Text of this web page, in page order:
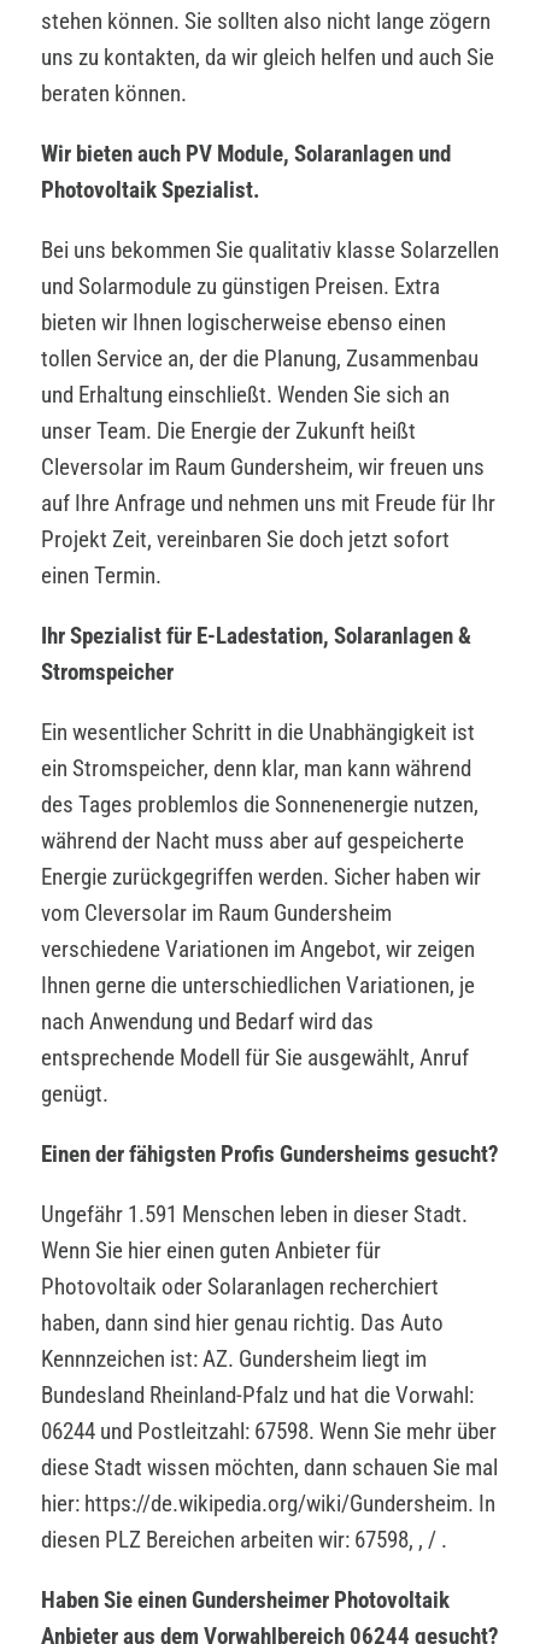
stehen können. Sie sollten also nicht lange zögern
uns zu kontakten, da wir gleich helfen und auch Sie
beraten können.
Wir bieten auch PV Module, Solaranlagen und
Photovoltaik Spezialist.
Bei uns bekommen Sie qualitativ klasse Solarzellen
und Solarmodule zu günstigen Preisen. Extra
bieten wir Ihnen logischerweise ebenso einen
tollen Service an, der die Planung, Zusammenbau
und Erhaltung einschließt. Wenden Sie sich an
unser Team. Die Energie der Zukunft heißt
Cleversolar im Raum Gundersheim, wir freuen uns
auf Ihre Anfrage und nehmen uns mit Freude für Ihr
Projekt Zeit, vereinbaren Sie doch jetzt sofort
einen Termin.
Ihr Spezialist für E-Ladestation, Solaranlagen &
Stromspeicher
Ein wesentlicher Schritt in die Unabhängigkeit ist
ein Stromspeicher, denn klar, man kann während
des Tages problemlos die Sonnenenergie nutzen,
während der Nacht muss aber auf gespeicherte
Energie zurückgegriffen werden. Sicher haben wir
vom Cleversolar im Raum Gundersheim
verschiedene Variationen im Angebot, wir zeigen
Ihnen gerne die unterschiedlichen Variationen, je
nach Anwendung und Bedarf wird das
entsprechende Modell für Sie ausgewählt, Anruf
genügt.
Einen der fähigsten Profis Gundersheims gesucht?
Ungefähr 1.591 Menschen leben in dieser Stadt.
Wenn Sie hier einen guten Anbieter für
Photovoltaik oder Solaranlagen recherchiert
haben, dann sind hier genau richtig. Das Auto
Kennnzeichen ist: AZ. Gundersheim liegt im
Bundesland Rheinland-Pfalz und hat die Vorwahl:
06244 und Postleitzahl: 67598. Wenn Sie mehr über
diese Stadt wissen möchten, dann schauen Sie mal
hier: https://de.wikipedia.org/wiki/Gundersheim. In
diesen PLZ Bereichen arbeiten wir: 67598, , / .
Haben Sie einen Gundersheimer Photovoltaik
Anbieter aus dem Vorwahlbereich 06244 gesucht?